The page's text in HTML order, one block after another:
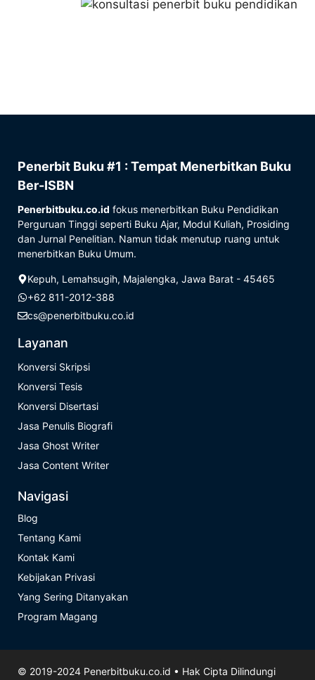
Penerbit Buku #1 : Tempat Menerbitkan Buku
Ber-ISBN
Penerbitbuku.co.id fokus menerbitkan Buku Pendidikan
Perguruan Tinggi seperti Buku Ajar, Modul Kuliah, Prosiding
dan Jurnal Penelitian. Namun tidak menutup ruang untuk
menerbitkan Buku Umum.
Kepuh, Lemahsugih, Majalengka, Jawa Barat - 45465
+62 811-2012-388
cs@penerbitbuku.co.id
Layanan
Konversi Skripsi
Konversi Tesis
Konversi Disertasi
Jasa Penulis Biografi
Jasa Ghost Writer
Jasa Content Writer
Navigasi
Blog
Tentang Kami
Kontak Kami
Kebijakan Privasi
Yang Sering Ditanyakan
Program Magang
© 2019-2024 Penerbitbuku.co.id • Hak Cipta Dilindungi